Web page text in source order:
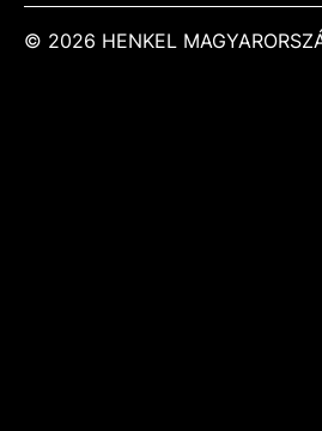
© 2026 HENKEL